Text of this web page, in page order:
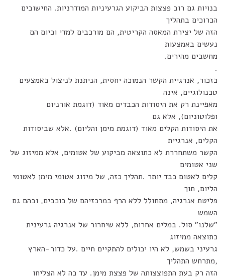
בנויות גם רוב פצצות הביקוע הגרעיניות המודרניות. החישובים
הכרוכים בתהליך
הזה של יצירת המאסה הקריטית, הם מורכבים למדי וכיום הם
נעשים באמצעות
מחשבים מהירים.
.
כזכור, אנרגיית הקשר הנמוכה יחסית, הניתנת לניצול באמצעים
טכנולוגיים, אינה
מאפיינת רק את היסודות הכבדים מאוד (דוגמת אורניום
ופלוטוניום), אלא גם
את היסודות הקלים מאוד (דוגמת מימן והליום) .אלא שביסודות
הקלים, אנרגיית
הקשר משתחררת לא כתוצאה מביקוע של אטומים, אלא ממיזוג של
שני אטומים
קלים לאטום כבד יותר .תהליך כזה, של מיזוג אטומי מימן לאטומי
הליום, תוך
פליטת אנרגיה, מתחולל ללא הרף במרכזיהם של כוכבים, ובהם גם
השמש
"שלנו" סול. במלים אחרות, ללא שיחרור של אנרגיה גרעינית
כתוצאה ממיזוג
גרעיני בשמש, לא היו יכולים להתקיים חיים .על כדור-הארץ
,מתרחש התהליך
הזה רק בעת התפוצצותה של פצצת מימן. עד כה לא הצליחו